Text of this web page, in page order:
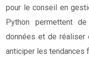
pour le conseil en
Python permettent
données et de réaliser
anticiper les tendances